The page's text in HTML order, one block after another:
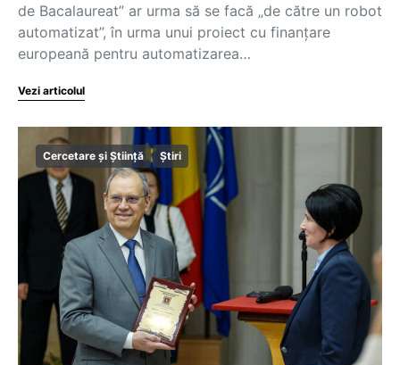
de Bacalaureat” ar urma să se facă „de către un robot
automatizat”, în urma unui proiect cu finanțare
europeană pentru automatizarea…
Vezi articolul
Cercetare și Știință Știri